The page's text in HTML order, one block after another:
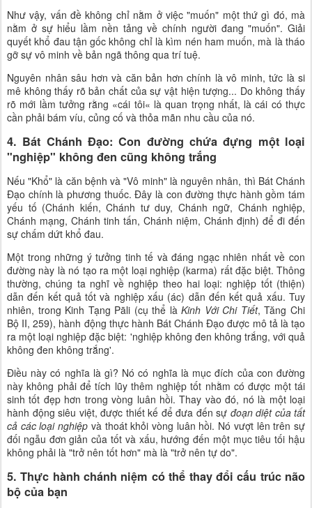
Như vậy, vấn đề không chỉ nằm ở việc "muốn" một thứ gì đó, mà
nằm ở sự hiểu lầm nền tảng về chính người đang "muốn". Giải
quyết khổ đau tận gốc không chỉ là kìm nén ham muốn, mà là tháo
gỡ sự vô minh về bản ngã thông qua trí tuệ.
Nguyên nhân sâu hơn và căn bản hơn chính là vô minh, tức là si
mê không thấy rõ bản chất của sự vật hiện tượng... Do không thấy
rõ mới lầm tưởng rằng «cái tôi« là quan trọng nhất, là cái có thực
cần phải bám víu, củng cố và thỏa mãn nhu cầu của nó.
4. Bát Chánh Đạo: Con đường chứa đựng một loại
"nghiệp" không đen cũng không trắng
Nếu "Khổ" là căn bệnh và "Vô minh" là nguyên nhân, thì Bát Chánh
Đạo chính là phương thuốc. Đây là con đường thực hành gồm tám
yếu tố (Chánh kiến, Chánh tư duy, Chánh ngữ, Chánh nghiệp,
Chánh mạng, Chánh tinh tấn, Chánh niệm, Chánh định) để đi đến
sự chấm dứt khổ đau.
Một trong những ý tưởng tinh tế và đáng ngạc nhiên nhất về con
đường này là nó tạo ra một loại nghiệp (karma) rất đặc biệt. Thông
thường, chúng ta nghĩ về nghiệp theo hai loại: nghiệp tốt (thiện)
dẫn đến kết quả tốt và nghiệp xấu (ác) dẫn đến kết quả xấu. Tuy
nhiên, trong Kinh Tạng Pāli (cụ thể làKinh Với Chi Tiết, Tăng Chi
Bộ II, 259), hành động thực hành Bát Chánh Đạo được mô tả là tạo
ra một loại nghiệp đặc biệt: 'nghiệp không đen không trắng, với quả
không đen không trắng'.
Điều này có nghĩa là gì? Nó có nghĩa là mục đích của con đường
này không phải để tích lũy thêm nghiệp tốt nhằm có được một tái
sinh tốt đẹp hơn trong vòng luân hồi. Thay vào đó, nó là một loại
hành động siêu việt, được thiết kế để đưa đến sự đoạn diệt của tất
cả các loại nghiệp và thoát khỏi vòng luân hồi. Nó vượt lên trên sự
đối ngẫu đơn giản của tốt và xấu, hướng đến một mục tiêu tối hậu
không phải là "trở nên tốt hơn" mà là "trở nên tự do".
5. Thực hành chánh niệm có thể thay đổi cấu trúc não
bộ của bạn